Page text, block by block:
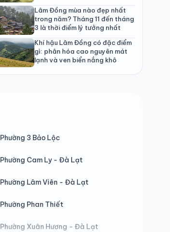
Lâm Đồng mùa nào đẹp nhất
trong năm? Tháng 11 đến tháng
3 là thời điểm lý tưởng nhất
Khí hậu Lâm Đồng có đặc điểm
gì: phân hóa cao nguyên mát
lạnh và ven biển nắng khô
Phường 3 Bảo Lộc
Phường Cam Ly - Đà Lạt
Phường Lâm Viên - Đà Lạt
Phường Phan Thiết
Phường Xuân Hương - Đà Lạt